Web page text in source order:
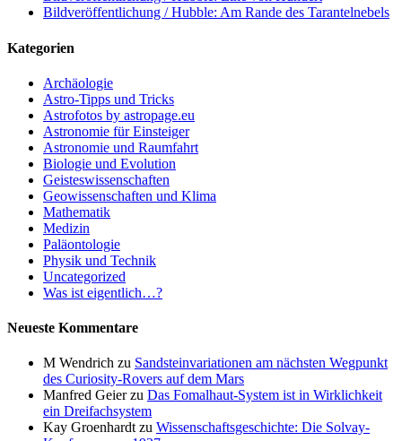
Bildveröffentlichung / Hubble: Am Rande des Tarantelnebels
Kategorien
Archäologie
Astro-Tipps und Tricks
Astrofotos by astropage.eu
Astronomie für Einsteiger
Astronomie und Raumfahrt
Biologie und Evolution
Geisteswissenschaften
Geowissenschaften und Klima
Mathematik
Medizin
Paläontologie
Physik und Technik
Uncategorized
Was ist eigentlich…?
Neueste Kommentare
M Wendrich zu Sandsteinvariationen am nächsten Wegpunkt
des Curiosity-Rovers auf dem Mars
Manfred Geierzu Das Fomalhaut-System ist in Wirklichkeit
ein Dreifachsystem
Kay Groenhardtzu Wissenschaftsgeschichte: Die Solvay-